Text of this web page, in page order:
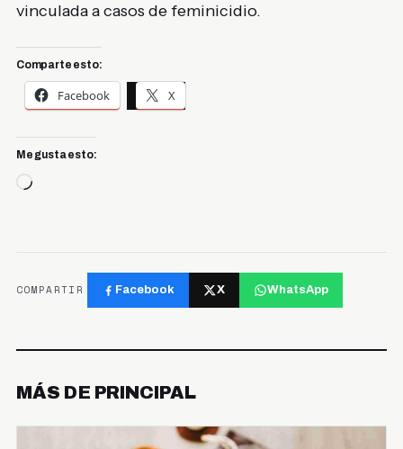
vinculada a casos de feminicidio.
Comparte esto:
Facebook X
Me gusta esto:
Cargando...
COMPARTIR Facebook X WhatsApp
MÁS DE PRINCIPAL